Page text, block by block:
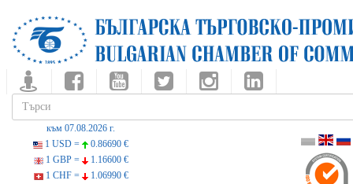
към 07.08.2026 г.
1 USD =
0.86690 €
1 GBP =
1.16600 €
1 CHF =
1.06990 €